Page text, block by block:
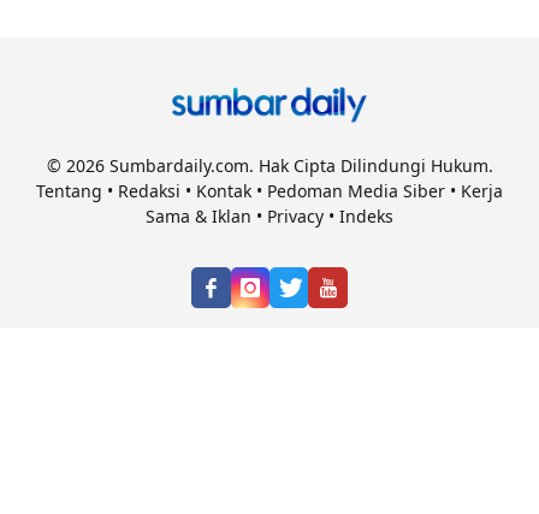
© 2026 Sumbardaily.com. Hak Cipta Dilindungi Hukum.
Tentang • Redaksi • Kontak • Pedoman Media Siber • Kerja
Sama & Iklan • Privacy • Indeks